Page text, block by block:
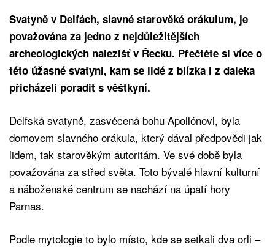
Svatyně v Delfách, slavné starověké orákulum, je
považována za jedno z nejdůležitějších
archeologických nalezišť v Řecku. Přečtěte si více o
této úžasné svatyni, kam se lidé z blízka i z daleka
přicházeli poradit s věštkyní.
Delfská svatyně, zasvěcená bohu Apollónovi, byla
domovem slavného orákula, který dával předpovědi jak
lidem, tak starověkým autoritám. Ve své době byla
považována za střed světa. Toto bývalé hlavní kulturní
a náboženské centrum se nachází na úpatí hory
Parnas.
Podle mytologie to bylo místo, kde se setkali dva orli –